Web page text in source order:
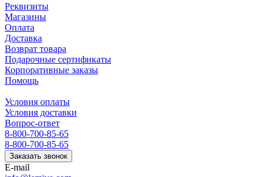
Реквизиты
Магазины
Оплата
Доставка
Возврат товара
Подарочные сертификаты
Корпоративные заказы
Помощь
Условия оплаты
Условия доставки
Вопрос-ответ
8-800-700-85-65
8-800-700-85-65
Заказать звонок
E-mail